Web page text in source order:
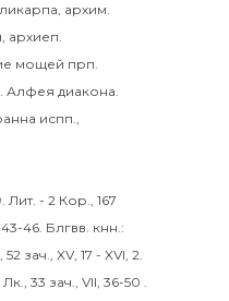
, архим.
, архиеп.
мощей прп.
Алфея диакона.
испп.,
Лит. - 2 Кор., 167
46. Блгвв. кнн.:
52 зач., XV, 17 - XVI, 2.
Лк., 33 зач., VII, 36-50 .